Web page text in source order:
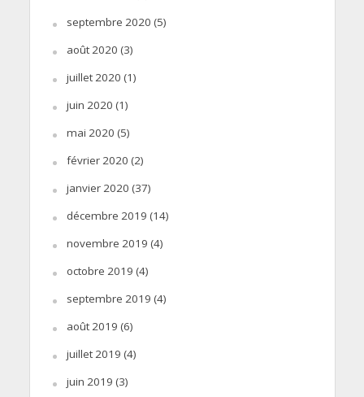
septembre 2020 (5)
août 2020 (3)
juillet 2020 (1)
juin 2020 (1)
mai 2020 (5)
février 2020 (2)
janvier 2020 (37)
décembre 2019 (14)
novembre 2019 (4)
octobre 2019 (4)
septembre 2019 (4)
août 2019 (6)
juillet 2019 (4)
juin 2019 (3)